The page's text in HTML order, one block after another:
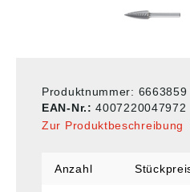
Produktnummer: 6663859
EAN-Nr.:4007220047972
Zur Produktbeschreibung
Anzahl